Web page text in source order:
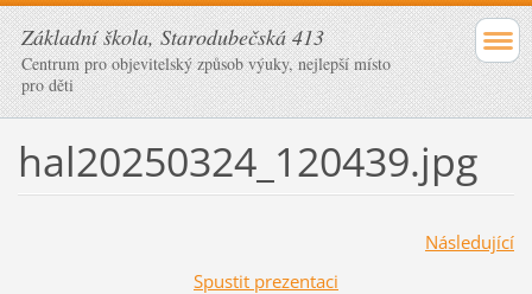
Základní škola, Starodubečská 413
Centrum pro objevitelský způsob výuky, nejlepší místo
pro děti
hal20250324_120439.jpg
Následující
Spustit prezentaci